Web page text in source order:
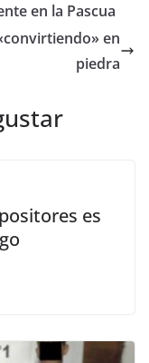
en la Pascua
en
piedra
es